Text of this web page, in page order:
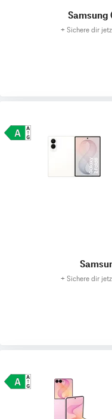
Samsung
+ Sichere dir
+ Sichere dir